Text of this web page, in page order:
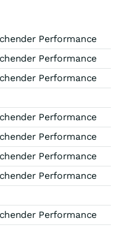
Performance
Performance
Performance
Performance
Performance
Performance
Performance
Performance